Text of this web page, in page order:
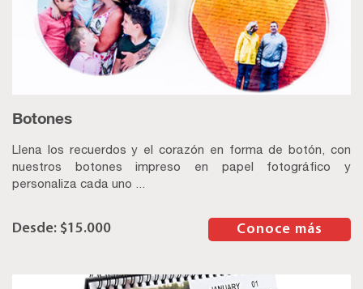
Botones
Llena los recuerdos y el corazón en forma de botón, con
nuestros botones impreso en papel fotográfico y
personaliza cada uno ...
$15.000 Conoce más